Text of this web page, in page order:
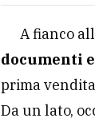
A fianco
documenti
prima
Da un lato,